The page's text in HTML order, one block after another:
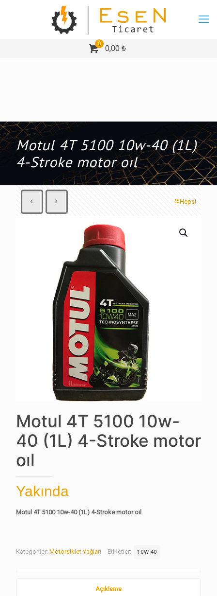
0
0,00 ₺
Motul 4T 5100 10w-40 (1L)
4-Stroke motor oıl
Hepsi
Motul 4T 5100 10w-
40 (1L) 4-Stroke motor
oıl
Yakında
Motul 4T 5100 10w-40 (1L) 4-Stroke motor oıl
Kategoriler: Motorsiklet Yağları Etiketler: 10W-40
Açıklama